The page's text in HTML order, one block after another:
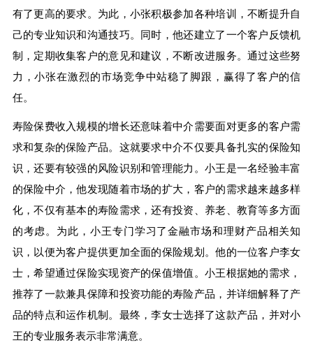
有了更高的要求。为此，小张积极参加各种培训，不断提升自
己的专业知识和沟通技巧。同时，他还建立了一个客户反馈机
制，定期收集客户的意见和建议，不断改进服务。通过这些努
力，小张在激烈的市场竞争中站稳了脚跟，赢得了客户的信
任。
寿险保费收入规模的增长还意味着中介需要面对更多的客户需
求和复杂的保险产品。这就要求中介不仅要具备扎实的保险知
识，还要有较强的风险识别和管理能力。小王是一名经验丰富
的保险中介，他发现随着市场的扩大，客户的需求越来越多样
化，不仅有基本的寿险需求，还有投资、养老、教育等多方面
的考虑。为此，小王专门学习了金融市场和理财产品相关知
识，以便为客户提供更加全面的保险规划。他的一位客户李女
士，希望通过保险实现资产的保值增值。小王根据她的需求，
推荐了一款兼具保障和投资功能的寿险产品，并详细解释了产
品的特点和运作机制。最终，李女士选择了这款产品，并对小
王的专业服务表示非常满意。